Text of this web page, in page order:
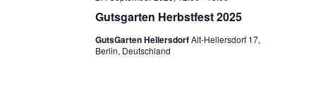
Gutsgarten Herbstfest 2025
GutsGarten HellersdorfAlt-Hellersdorf 17,
Berlin, Deutschland